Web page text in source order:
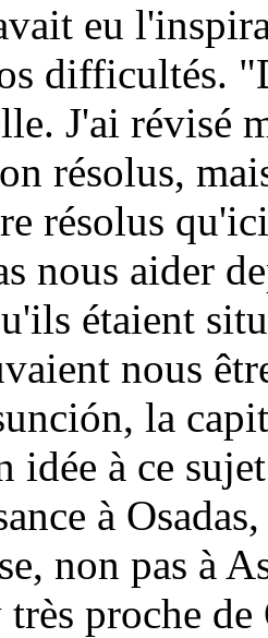
eu
difficultés.
J'ai révisé
résolus,
résolus
nous aider
étaient
nous
la
idée à ce
à
non pas à
proche